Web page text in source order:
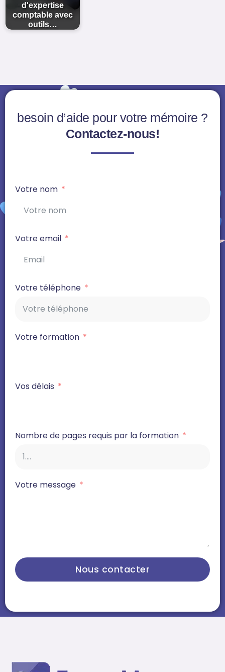
d'expertise
comptable avec
outils…
besoin d’aide pour votre mémoire ?
Contactez-nous!
Votre nom
Votre email
Votre téléphone
Votre formation
Vos délais
Nombre de pages requis par la formation
Votre message
Nous contacter